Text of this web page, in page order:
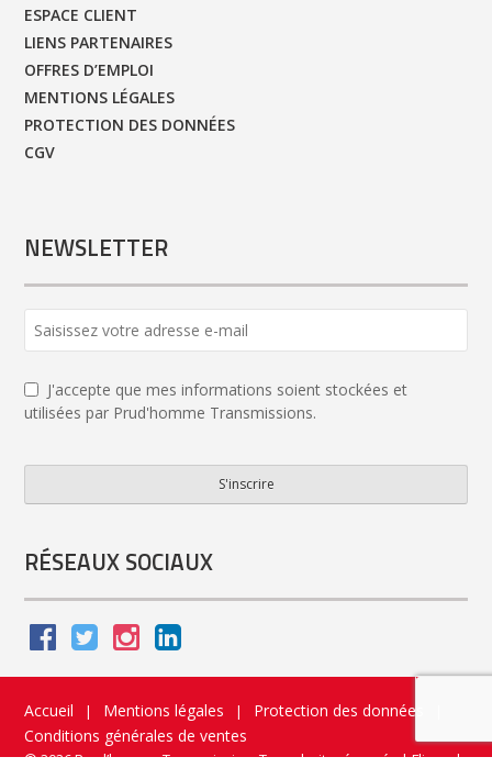
ESPACE CLIENT
LIENS PARTENAIRES
OFFRES D’EMPLOI
MENTIONS LÉGALES
PROTECTION DES DONNÉES
CGV
NEWSLETTER
Email *
J'accepte que mes informations soient stockées et
utilisées par Prud'homme Transmissions.
S'inscrire
RÉSEAUX SOCIAUX
Accueil | Mentions légales | Protection des données
Conditions générales de ventes
© 2026 Prud’homme Transmission. Tous droits réservés|Flippad